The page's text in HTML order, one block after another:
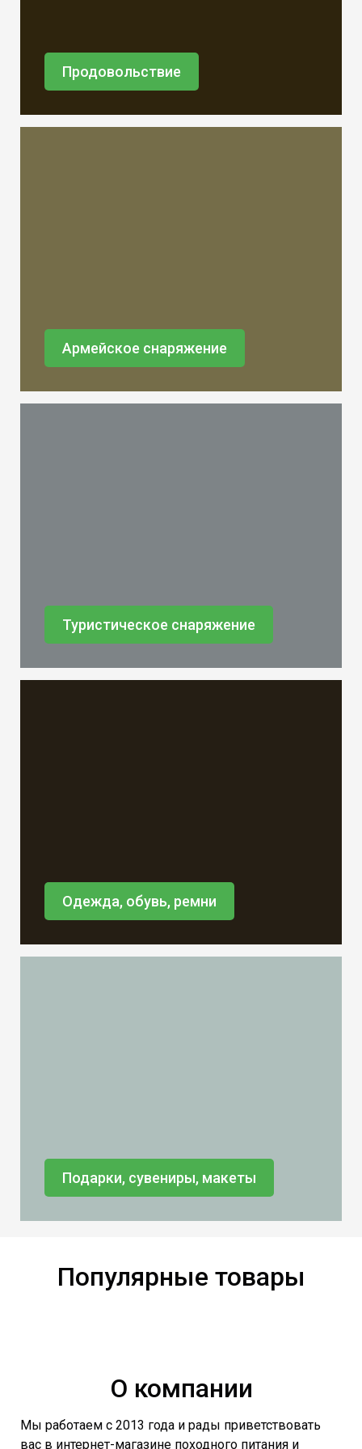
Продовольствие
Армейское снаряжение
Туристическое снаряжение
Одежда, обувь, ремни
Подарки, сувениры, макеты
Популярные товары
О компании
Мы работаем с 2013 года и рады приветствовать
вас в интернет-магазине походного питания и